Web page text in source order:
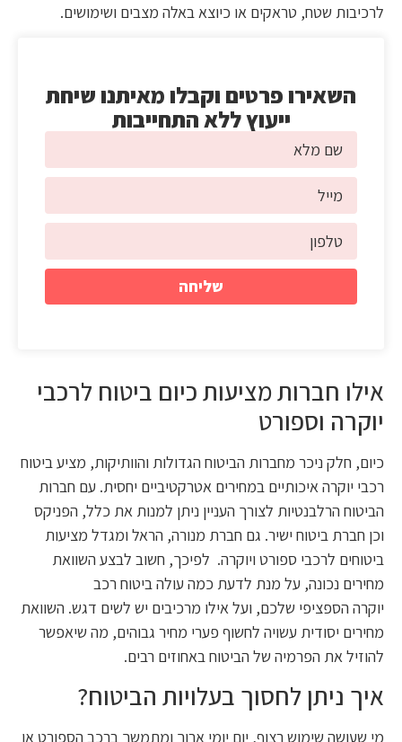
לרכיבות שטח, טראקים או כיוצא באלה מצבים ושימושים.
השאירו פרטים וקבלו מאיתנו שיחת
ייעוץ ללא התחייבות
שליחה
אילו חברות מציעות כיום ביטוח לרכבי
יוקרה וספורט
כיום, חלק ניכר מחברות הביטוח הגדולות והוותיקות, מציע ביטוח
רכבי יוקרה איכותיים במחירים אטרקטיביים יחסית. עם חברות
הביטוח הרלבנטיות לצורך העניין ניתן למנות את כלל, הפניקס
וכן חברת ביטוח ישיר. גם חברת מנורה, הראל ומגדל מציעות
ביטוחים לרכבי ספורט ויוקרה. לפיכך, חשוב לבצע השוואת
מחירים נכונה, על מנת לדעת כמה עולה ביטוח רכב
יוקרה הספציפי שלכם, ועל אילו מרכיבים יש לשים דגש. השוואת
מחירים יסודית עשויה לחשוף פערי מחיר גבוהים, מה שיאפשר
להוזיל את הפרמיה של הביטוח באחוזים רבים.
איך ניתן לחסוך בעלויות הביטוח?
מי שעושה שימוש רצוף, יום יומי ארוך ומתמשך ברכב הספורט או